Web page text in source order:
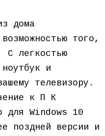
дома
того,
С легкостью
и
телевизору.
к П К
для Windows 10
поздней версии и